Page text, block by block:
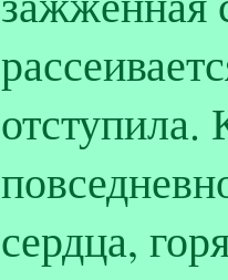
отступила.
сердца,